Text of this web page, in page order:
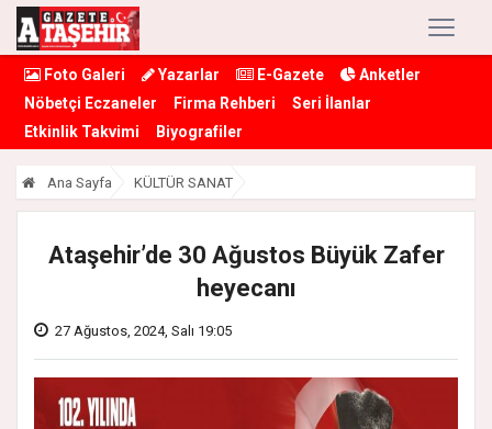
Foto Galeri Yazarlar E-Gazete
Anketler
Nöbetçi Eczaneler
Firma Rehberi
Seri İlanlar
Etkinlik Takvimi
Biyografiler
Ana Sayfa KÜLTÜR SANAT
Ataşehir’de 30 Ağustos Büyük Zafer
heyecanı
27 Ağustos, 2024, Salı 19:05